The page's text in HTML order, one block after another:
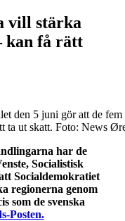
vill stärka
kan få rätt
den 5 juni gör att de
ta ut skatt. Foto: News
har de
Socialistisk
Socialdemokratiet
regionerna genom
som de svenska
Posten.